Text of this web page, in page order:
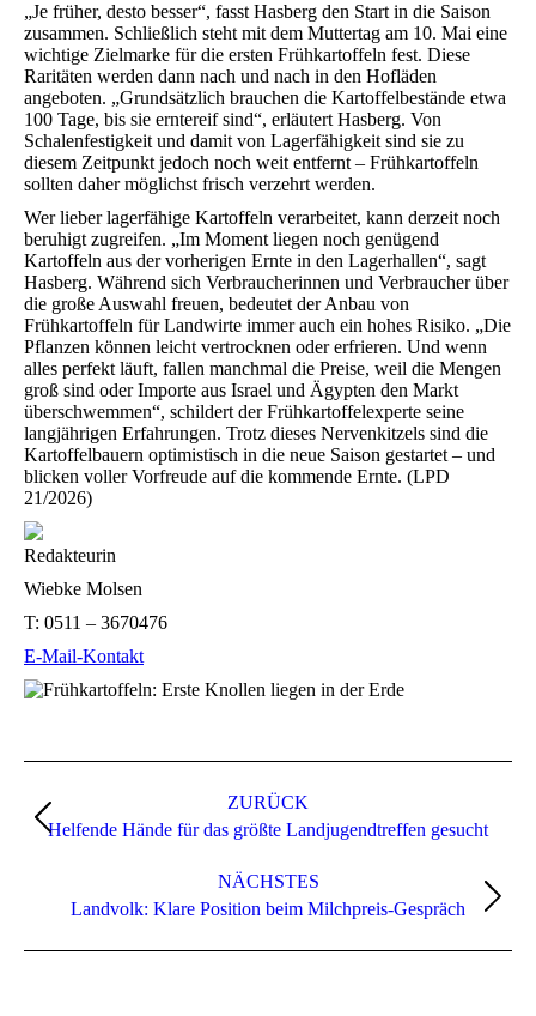
„Je früher, desto besser“, fasst Hasberg den Start in die Saison
zusammen. Schließlich steht mit dem Muttertag am 10. Mai eine
wichtige Zielmarke für die ersten Frühkartoffeln fest. Diese
Raritäten werden dann nach und nach in den Hofläden
angeboten. „Grundsätzlich brauchen die Kartoffelbestände etwa
100 Tage, bis sie erntereif sind“, erläutert Hasberg. Von
Schalenfestigkeit und damit von Lagerfähigkeit sind sie zu
diesem Zeitpunkt jedoch noch weit entfernt – Frühkartoffeln
sollten daher möglichst frisch verzehrt werden.
Wer lieber lagerfähige Kartoffeln verarbeitet, kann derzeit noch
beruhigt zugreifen. „Im Moment liegen noch genügend
Kartoffeln aus der vorherigen Ernte in den Lagerhallen“, sagt
Hasberg. Während sich Verbraucherinnen und Verbraucher über
die große Auswahl freuen, bedeutet der Anbau von
Frühkartoffeln für Landwirte immer auch ein hohes Risiko. „Die
Pflanzen können leicht vertrocknen oder erfrieren. Und wenn
alles perfekt läuft, fallen manchmal die Preise, weil die Mengen
groß sind oder Importe aus Israel und Ägypten den Markt
überschwemmen“, schildert der Frühkartoffelexperte seine
langjährigen Erfahrungen. Trotz dieses Nervenkitzels sind die
Kartoffelbauern optimistisch in die neue Saison gestartet – und
blicken voller Vorfreude auf die kommende Ernte. (LPD
21/2026)
Redakteurin
Wiebke Molsen
T: 0511 – 3670476
E-Mail-Kontakt
ZURÜCK
Vorheriger
Helfende Hände für das größte Landjugendtreffen gesucht
NÄCHSTES
Nächster
Landvolk: Klare Position beim Milchpreis-Gespräch